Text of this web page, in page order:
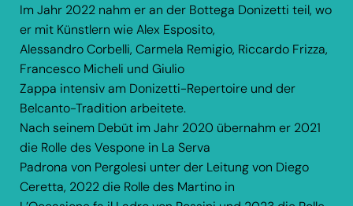
Im Jahr 2022 nahm er an der Bottega Donizetti teil, wo
er mit Künstlern wie Alex Esposito,
Alessandro Corbelli, Carmela Remigio, Riccardo Frizza,
Francesco Micheli und Giulio
Zappa intensiv am Donizetti-Repertoire und der
Belcanto-Tradition arbeitete.
Nach seinem Debüt im Jahr 2020 übernahm er 2021
die Rolle des Vespone in La Serva
Padrona von Pergolesi unter der Leitung von Diego
Ceretta, 2022 die Rolle des Martino in